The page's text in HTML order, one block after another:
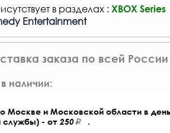
в разделах : XBOX Series
Entertainment
заказа по всей России
наличии:
Москве и Московской области в день
службы) - от 250 .